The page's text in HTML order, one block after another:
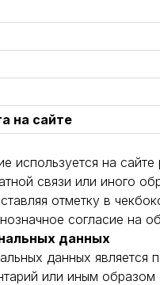
на сайте
используется на
связи или иного
отметку в
согласие на
данных
данных является
или иным